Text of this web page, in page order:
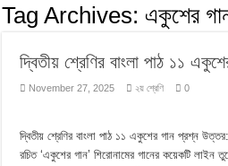
সুভা গল্পের অনুধাবনমূলক প্রশ্ন উত্তর
সুভা গল্পের সৃজনশীল প্রশ্ন উত্তর
SSC সুভা গল্পের বহুনির্বাচনি প্রশ্ন উত্তর
ফুলের বিবাহ গল্পের জ্ঞানমূলক প্রশ্ন উত্তর
Tag Archives: একুশের
দ্বিতীয় শ্রেণির বাংলা পাঠ ১১
November 27, 2025 ২য় শ্রেণি 0
দ্বিতীয় শ্রেণির বাংলা পাঠ ১১ একুশের গান প্রশ্ন
রচিত ‘একুশের গান’ শিরোনামের গানের কয়েকটি লাইন